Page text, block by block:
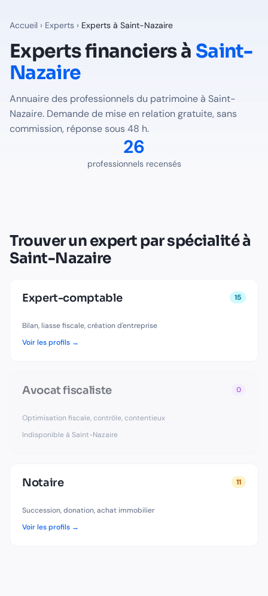
professionnels du patrimoine recensés à
Professions disponibles à
Expert-Comptable
Notaire
Saint-Nazaire
Trouver le bon expert pour votre situation àSaint-Nazaire
Voir tous les professionnels recensés en France
Accueil › Experts › Experts à Saint-Nazaire
Experts financiers à Saint-
Nazaire
Annuaire des professionnels du patrimoine à Saint-
Nazaire. Demande de mise en relation gratuite, sans
commission, réponse sous 48 h.
26
professionnels recensés
Trouver un expert par spécialité à
Saint-Nazaire
Expert-comptable 15
Bilan, liasse fiscale, création d'entreprise
Voir les profils →
Avocat fiscaliste 0
Optimisation fiscale, contrôle, contentieux
Indisponible à Saint-Nazaire
Notaire 11
Succession, donation, achat immobilier
Voir les profils →